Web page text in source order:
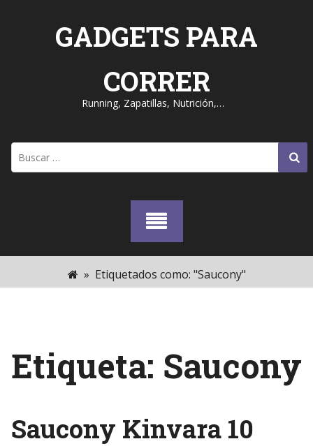
GADGETS PARA
CORRER
Running, Zapatillas, Nutrición,…
» Etiquetados como: "Saucony"
Etiqueta: Saucony
Saucony Kinvara 10